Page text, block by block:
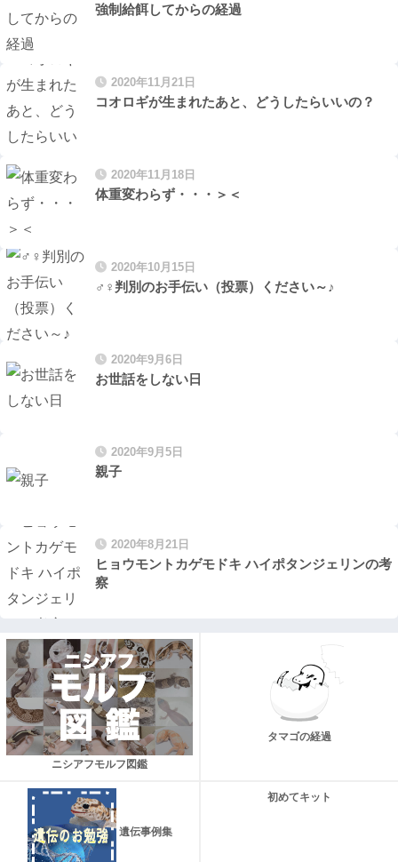
強制給餌してからの経過
2020年11月21日
コオロギが生まれたあと、どうしたらいいの？
2020年11月18日
体重変わらず・・・＞＜
2020年10月15日
♂♀判別のお手伝い（投票）ください～♪
2020年9月6日
お世話をしない日
2020年9月5日
親子
2020年8月21日
ヒョウモントカゲモドキ ハイポタンジェリンの考
察
ニシアフモルフ図鑑
タマゴの経過
遺伝事例集
初めてキット